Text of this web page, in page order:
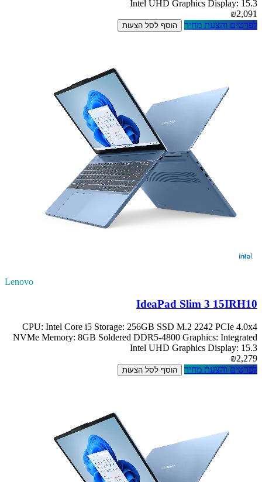
Intel UHD Graphics Display: 15.3
₪2,091
לפרטים והצעת מחיר
הוסף לסל הצעות
Lenovo
IdeaPad Slim 3 15IRH10
CPU: Intel Core i5 Storage: 256GB SSD M.2 2242 PCIe 4.0x4
NVMe Memory: 8GB Soldered DDR5-4800 Graphics: Integrated
Intel UHD Graphics Display: 15.3
₪2,279
לפרטים והצעת מחיר
הוסף לסל הצעות